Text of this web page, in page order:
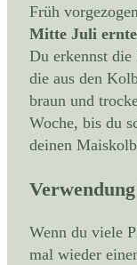
Früh
Mitte Juli
Du erkennst
die aus den
braun und
Woche, bis du
deinen
Wenn du viele
mal wieder